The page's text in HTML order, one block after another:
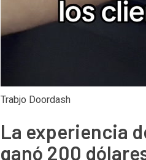
Trabjo Doordash
La experiencia
ganó 200